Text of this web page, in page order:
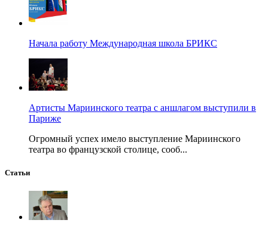
Начала работу Международная школа БРИКС
Артисты Мариинского театра с аншлагом выступили в
Париже
Огромный успех имело выступление Мариинского
театра во французской столице, сооб...
Статьи